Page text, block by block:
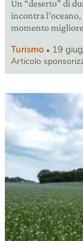
Un “deserto” di
incontra
momento
Turismo 19
Articolo